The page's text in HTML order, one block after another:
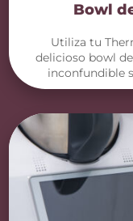
Bowl
Utiliza tu
delicioso bowl
inconfundible